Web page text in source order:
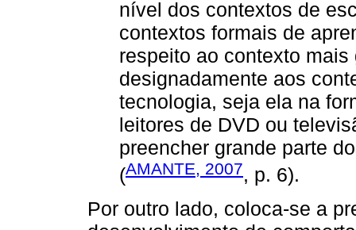
nível dos contextos de
contextos formais de
respeito ao contexto
designadamente aos
tecnologia, seja ela na
leitores de DVD ou
preencher grande parte
(AMANTE, 2007, p. 6).
Por outro lado, coloca-se a